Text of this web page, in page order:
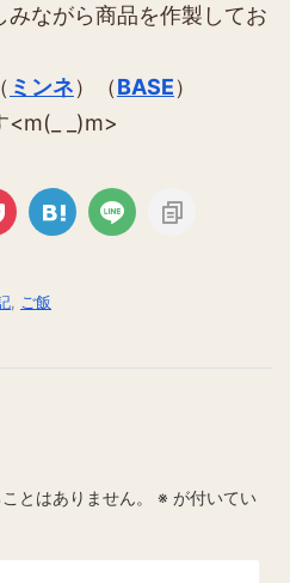
ながら商品を作製してお
ミンネ）（BASE）
<m(_ _)m>
ご飯
とはありません。 ※ が付いてい